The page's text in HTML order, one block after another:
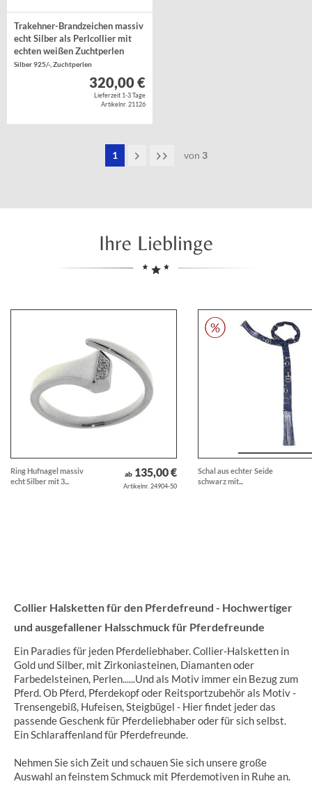
Trakehner-Brandzeichen massiv
echt Silber als Perlcollier mit
echten weißen Zuchtperlen
Silber 925/-, Zuchtperlen
320,00 €
Lieferzeit 1-3 Tage
Artikelnr. 21126
1 von 3
Ihre Lieblinge
Ring Hufnagel massiv
echt Silber mit 3...
ab135,00 €
Artikelnr. 24904-50
Schal aus echter Seide
schwarz mit...
Collier Halsketten für den Pferdefreund - Hochwertiger
und ausgefallener Halsschmuck für Pferdefreunde
Ein Paradies für jeden Pferdeliebhaber. Collier-Halsketten in
Gold und Silber, mit Zirkoniasteinen, Diamanten oder
Farbedelsteinen, Perlen......Und als Motiv immer ein Bezug zum
Pferd. Ob Pferd, Pferdekopf oder Reitsportzubehör als Motiv -
Trensengebiß, Hufeisen, Steigbügel - Hier findet jeder das
passende Geschenk für Pferdeliebhaber oder für sich selbst.
Ein Schlaraffenland für Pferdefreunde.
Nehmen Sie sich Zeit und schauen Sie sich unsere große
Auswahl an feinstem Schmuck mit Pferdemotiven in Ruhe an.